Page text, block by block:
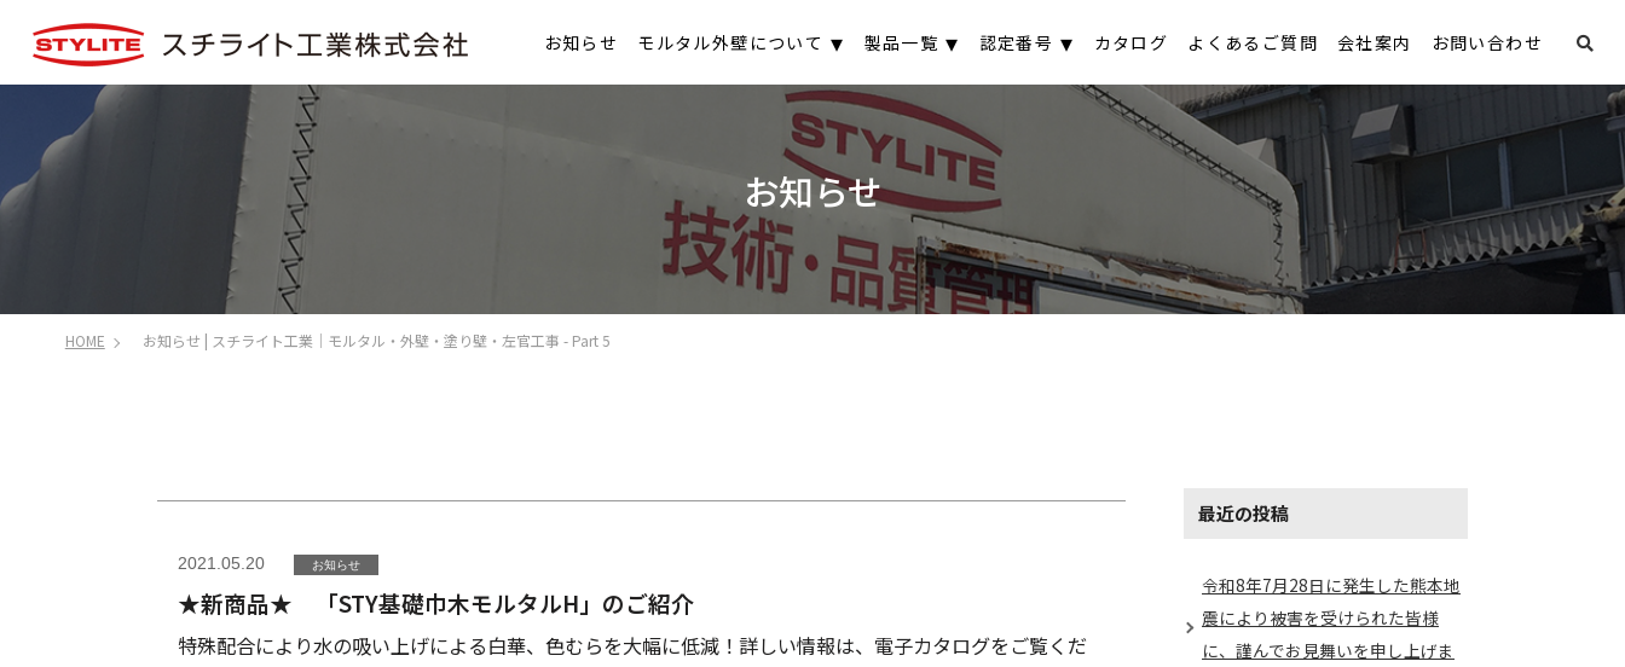
お知らせ モルタル外壁について 製品一覧 認定番号 カタログ よくあるご質問 会社案内 お問い合わせ
お知らせ
HOME お知らせ | スチライト工業｜モルタル・外壁・塗り壁・左官工事 - Part 5
2021.05.20 お知らせ
★新商品★ 「STY基礎巾木モルタルH」のご紹介
特殊配合により水の吸い上げによる白華、色むらを大幅に低減！詳しい情報は、電子カタログをご覧くだ
最近の投稿
令和8年7月28日に発生した熊本地
震により被害を受けられた皆様
に、謹んでお見舞いを申し上げま